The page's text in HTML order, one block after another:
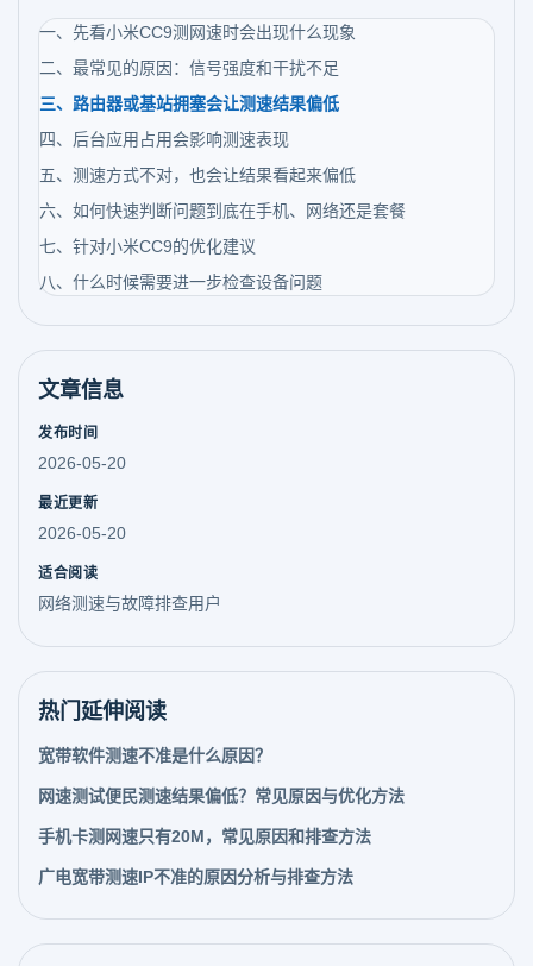
一、先看小米CC9测网速时会出现什么现象
二、最常见的原因：信号强度和干扰不足
三、路由器或基站拥塞会让测速结果偏低
四、后台应用占用会影响测速表现
五、测速方式不对，也会让结果看起来偏低
六、如何快速判断问题到底在手机、网络还是套餐
七、针对小米CC9的优化建议
八、什么时候需要进一步检查设备问题
文章信息
发布时间
2026-05-20
最近更新
2026-05-20
适合阅读
网络测速与故障排查用户
热门延伸阅读
宽带软件测速不准是什么原因？
网速测试便民测速结果偏低？常见原因与优化方法
手机卡测网速只有20M，常见原因和排查方法
广电宽带测速IP不准的原因分析与排查方法